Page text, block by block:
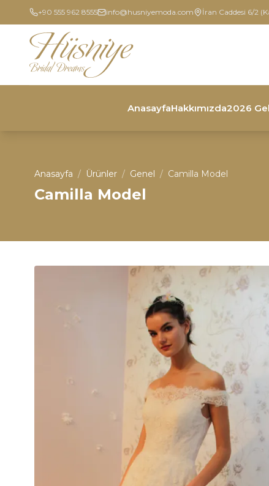
+90 555 962 8555 info@husniyemoda.com İran Caddesi 6/2
AnasayfaHakkımızda2026
Anasayfa / Ürünler / Genel / Camilla Model
Camilla Model